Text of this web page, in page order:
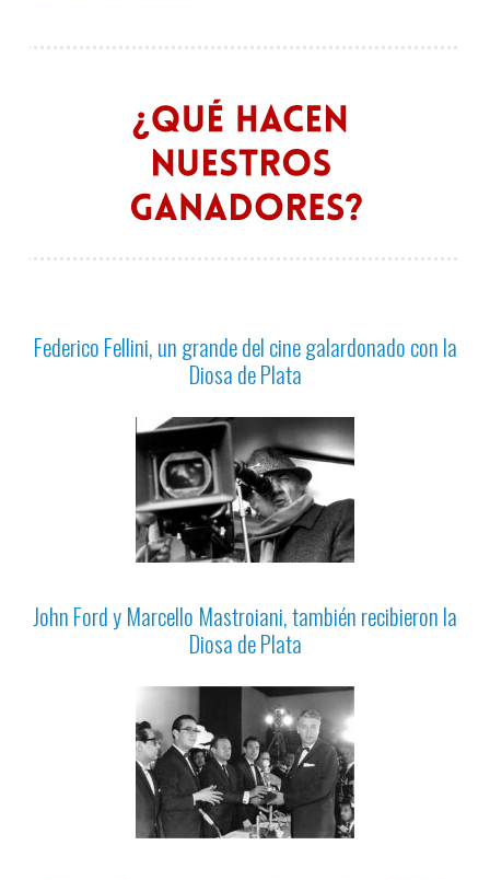
Federico Fellini, un grande del cine galardonado con la
Diosa de Plata
John Ford y Marcello Mastroiani, también recibieron la
Diosa de Plata